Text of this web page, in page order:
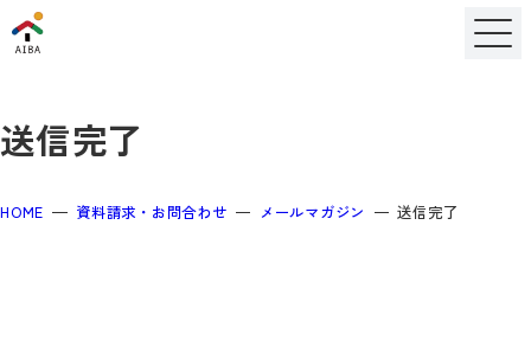
送信完了
HOME 資料請求・お問合わせ メールマガジン 送信完了